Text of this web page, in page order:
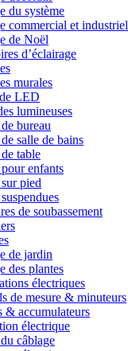
du système
commercial et industriel
de Noël
d’éclairage
murales
LED
lumineuses
bureau
salle de bains
table
enfants
pied
de soubassement
de jardin
des plantes
électriques
de mesure & minuteurs
& accumulateurs
électrique
câblage